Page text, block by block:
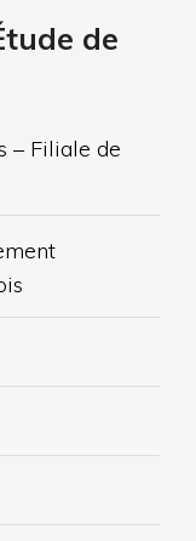
de
– Filiale de